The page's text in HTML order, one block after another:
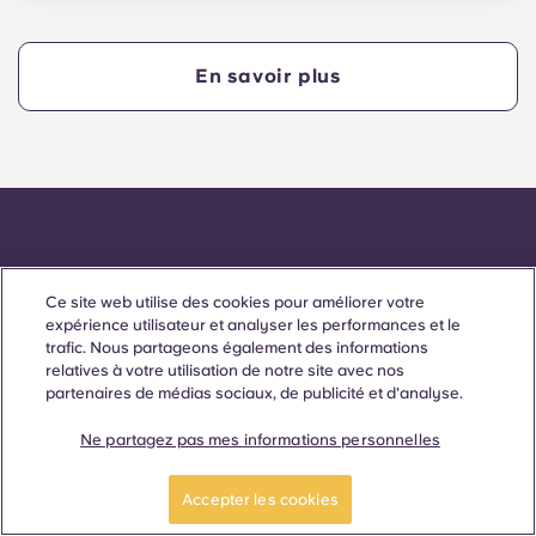
grandes universités du Royaume-Uni. Sa
population étudiante comprend un grand nombre
En savoir plus
Prix ​​et accréditations
Ce site web utilise des cookies pour améliorer votre
expérience utilisateur et analyser les performances et le
trafic. Nous partageons également des informations
relatives à votre utilisation de notre site avec nos
partenaires de médias sociaux, de publicité et d'analyse.
Ne partagez pas mes informations personnelles
Accepter les cookies